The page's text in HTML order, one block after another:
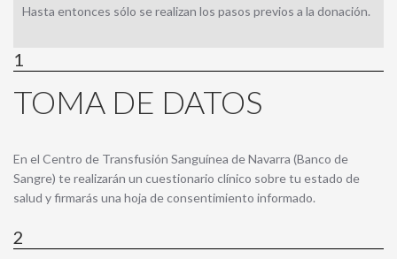
Hasta entonces sólo se realizan los pasos previos a la donación.
1
TOMA DE DATOS
En el Centro de Transfusión Sanguínea de Navarra (Banco de
Sangre) te realizarán un cuestionario clínico sobre tu estado de
salud y firmarás una hoja de consentimiento informado.
2